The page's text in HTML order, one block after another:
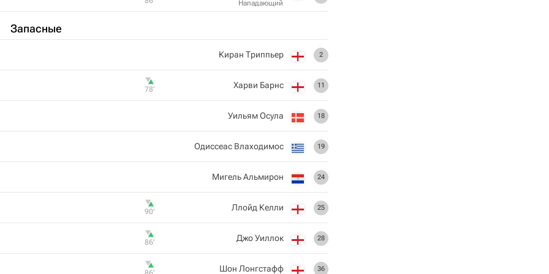
Запасные
Нападающий
2
Киран Триппьер
11
Харви Барнс
78‎’‎
18
Уильям Осула
19
Одиссеас Влаходимос
24
Мигель Альмирон
25
Ллойд Келли
90‎’‎
28
Джо Уиллок
86‎’‎
36
Шон Лонгстафф